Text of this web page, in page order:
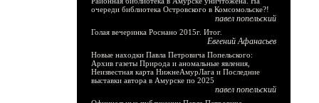
очереди библиотека Островского в Комсомольске?!
павел попельский
Голая вечеринка Роснано 2015г. Итог.
Евгений Афанасьев
Новые находки Павла Петровича Попельского:
Архив газеты Природа и аномальные явления,
Неизвестная карта НижнеАмурЛага и Последние
выставки автора в Амурске по 2025
павел попельский